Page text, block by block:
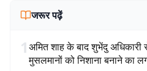
जरूर पढ़ें
1अमित शाह के बाद शुभेंदु
मुसलमानों को निशाना बनाने का